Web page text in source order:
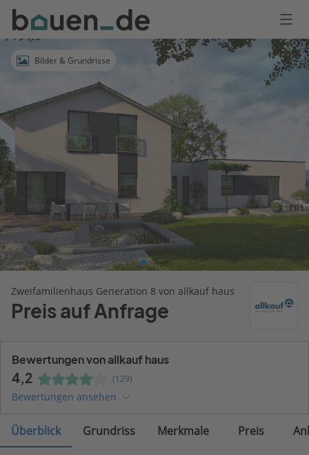
Bauen
Logo
Anmelden
Bilder & Grundrisse
Zweifamilienhaus Generation 8 von allkauf haus
Preis auf Anfrage
Bewertungen von allkauf haus
4,2 (129)
Bewertungen ansehen
Überblick Grundriss Merkmale Preis